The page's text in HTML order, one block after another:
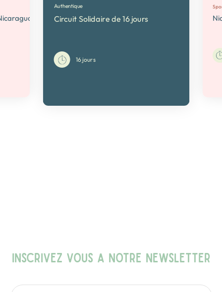
Authentique
Circuit Solidaire de 16 jours
16 jours
INSCRIVEZ VOUS A NOTRE NEWSLETTER